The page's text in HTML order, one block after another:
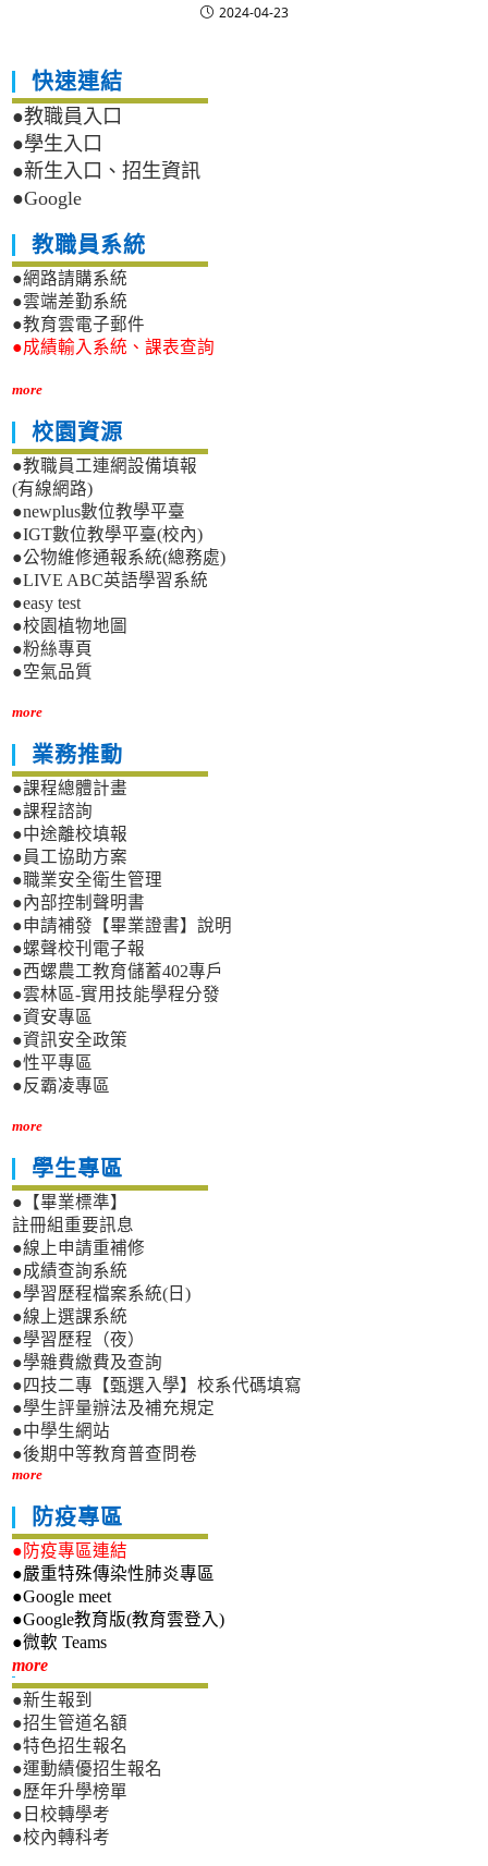
2024-04-23
快速連結
●教職員入口
●學生入口
●新生入口、招生資訊
●Google
教職員系統
●網路請購系統
●雲端差勤系統
●教育雲電子郵件
●成績輸入系統、課表查詢
more
校園資源
●教職員工連網設備填報
(有線網路)
●newplus數位教學平臺
●IGT數位教學平臺(校內)
●公物維修通報系統(總務處)
●LIVE ABC英語學習系統
●easy test
●校園植物地圖
●粉絲專頁
●空氣品質
more
業務推動
●課程總體計畫
●課程諮詢
●中途離校填報
●員工協助方案
●職業安全衛生管理
●內部控制聲明書
●申請補發【畢業證書】說明
●螺聲校刊電子報
●西螺農工教育儲蓄402專戶
●雲林區-實用技能學程分發
●資安專區
●資訊安全政策
●性平專區
●反霸凌專區
more
學生專區
●【畢業標準】
註冊組重要訊息
●線上申請重補修
●成績查詢系統
●學習歷程檔案系統(日)
●線上選課系統
●學習歷程（夜）
●學雜費繳費及查詢
●四技二專【甄選入學】校系代碼填寫
●學生評量辦法及補充規定
●中學生網站
●後期中等教育普查問卷
more
防疫專區
●防疫專區連結
●嚴重特殊傳染性肺炎專區
●Google meet
●Google教育版(教育雲登入)
●微軟 Teams
more新生專區
●新生報到
●招生管道名額
●特色招生報名
●運動績優招生報名
●歷年升學榜單
●日校轉學考
●校內轉科考